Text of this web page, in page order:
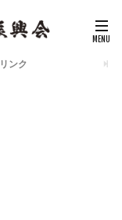
リンク